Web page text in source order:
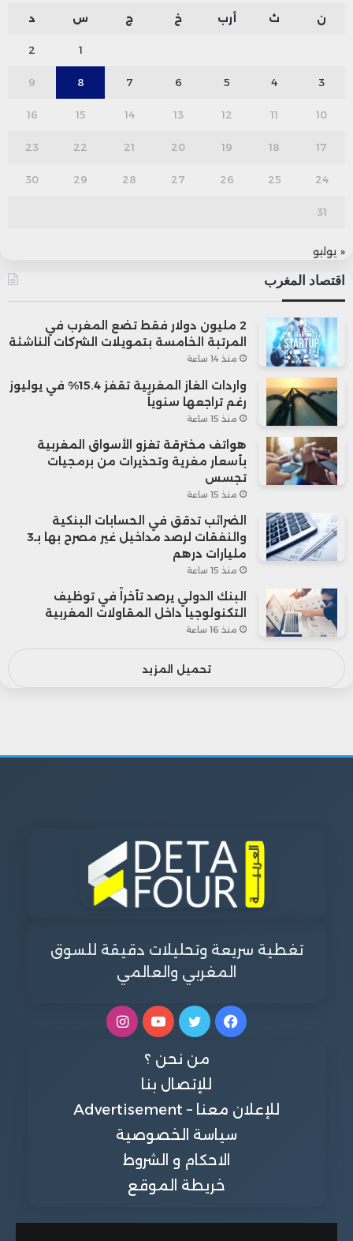
ن ث أرب خ ج س د
1
2
3
4
5
6
7
8
9
10
11
12
13
14
15
16
17
18
19
20
21
22
23
24
25
26
27
28
29
30
31
« يوليو
اقتصاد المغرب
2 مليون دولار فقط تضع المغرب في
المرتبة الخامسة بتمويلات الشركات الناشئة
منذ 14 ساعة
واردات الغاز المغربية تقفز 15.4% في يوليوز
رغم تراجعها سنوياً
منذ 15 ساعة
هواتف مخترقة تغزو الأسواق المغربية
بأسعار مغرية وتحذيرات من برمجيات
تجسس
منذ 15 ساعة
الضرائب تدقق في الحسابات البنكية
والنفقات لرصد مداخيل غير مصرح بها بـ3
مليارات درهم
منذ 15 ساعة
البنك الدولي يرصد تأخراً في توظيف
التكنولوجيا داخل المقاولات المغربية
منذ 16 ساعة
تحميل المزيد
تغطية سريعة وتحليلات دقيقة للسوق
المغربي والعالمي
فيسبوكتويتر يوتيوبانستقرام
من نحن ؟
للإتصال بنا
للإعلان معنا – Advertisement
سياسة الخصوصية
الاحكام و الشروط
خريطة الموقع